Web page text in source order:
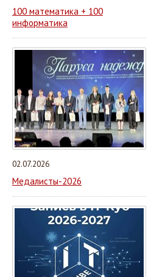
100 математика + 100
информатика
02.07.2026
Медалисты-2026